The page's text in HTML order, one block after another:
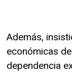
Además,
económicas
dependencia